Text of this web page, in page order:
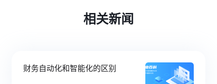
相关新闻
财务自动化和智能化的区别